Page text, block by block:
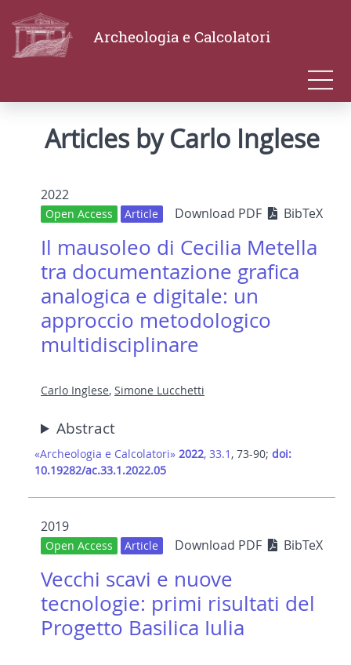
Archeologia e Calcolatori
Articles by Carlo Inglese
2022
Open Access Article Download PDF BibTeX
Il mausoleo di Cecilia Metella
tra documentazione grafica
analogica e digitale: un
approccio metodologico
multidisciplinare
Carlo Inglese, Simone Lucchetti
Abstract
«Archeologia e Calcolatori» 2022, 33.1 , 73-90; doi:
10.19282/ac.33.1.2022.05
2019
Open Access Article Download PDF BibTeX
Vecchi scavi e nuove
tecnologie: primi risultati del
Progetto Basilica Iulia